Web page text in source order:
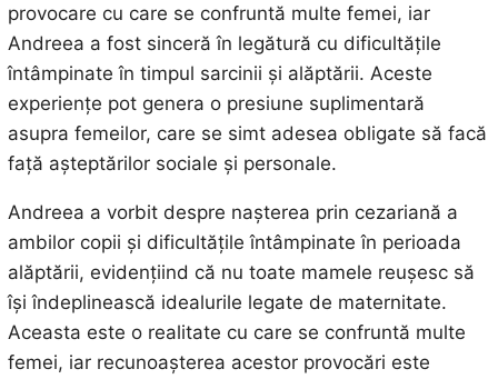
provocare cu care se confruntă multe femei, iar
Andreea a fost sinceră în legătură cu dificultățile
întâmpinate în timpul sarcinii și alăptării. Aceste
experiențe pot genera o presiune suplimentară
asupra femeilor, care se simt adesea obligate să facă
față așteptărilor sociale și personale.
Andreea a vorbit despre nașterea prin cezariană a
ambilor copii și dificultățile întâmpinate în perioada
alăptării, evidențiind că nu toate mamele reușesc să
își îndeplinească idealurile legate de maternitate.
Aceasta este o realitate cu care se confruntă multe
femei, iar recunoașterea acestor provocări este